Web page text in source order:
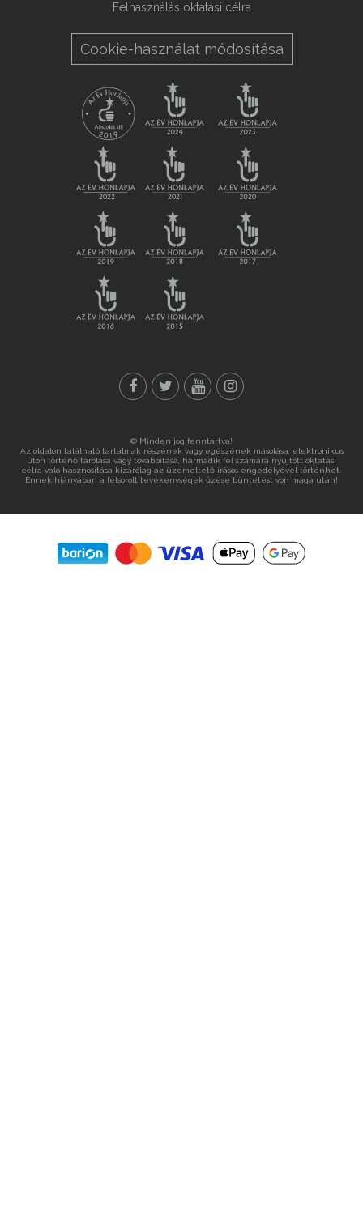
Felhasználás oktatási célra
Cookie-használat módosítása
© Minden jog fenntartva!
Az oldalon található tartalmak részének vagy egészének másolása, elektronikus
úton történő tárolása vagy továbbítása, harmadik fél számára nyújtott oktatási
célra való hasznosítása kizárólag az üzemeltető írásos engedélyével történhet.
Ennek hiányában a felsorolt tevékenységek űzése büntetést von maga után!